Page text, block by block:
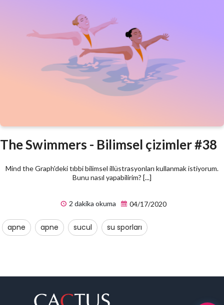
The Swimmers - Bilimsel çizimler #38
Mind the Graph'deki tıbbi bilimsel illüstrasyonları kullanmak istiyorum.
Bunu nasıl yapabilirim? [...]
2 dakika okuma 04/17/2020
apne apne sucul su sporları